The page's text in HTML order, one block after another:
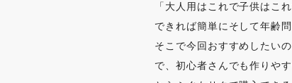
「大人用はこれで子供はこ
できれば簡単にそして年齢
そこで今回おすすめしたい
で、初心者さんでも作りや